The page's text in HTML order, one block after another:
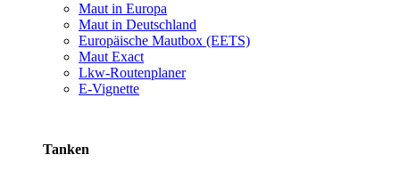
Maut in Europa
Maut in Deutschland
Europäische Mautbox (EETS)
Maut Exact
Lkw-Routenplaner
E-Vignette
Tanken